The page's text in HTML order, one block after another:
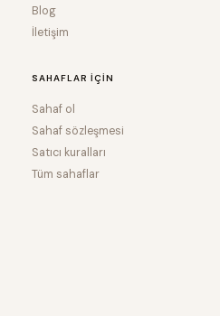
Blog
İletişim
SAHAFLAR IÇIN
Sahaf ol
Sahaf sözleşmesi
Satıcı kuralları
Tüm sahaflar